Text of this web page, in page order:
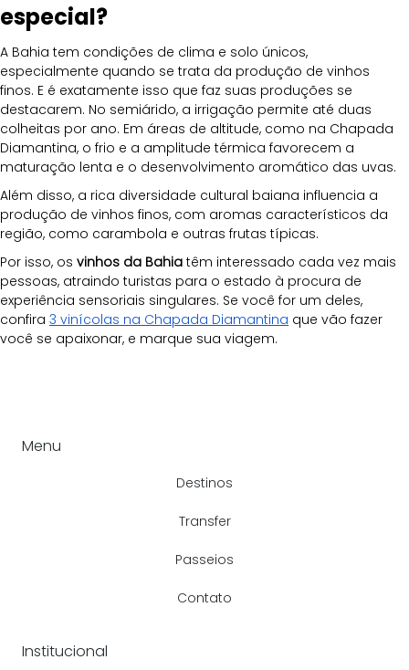
especial?
A Bahia tem condições de clima e solo únicos,
especialmente quando se trata da produção de vinhos
finos. E é exatamente isso que faz suas produções se
destacarem. No semiárido, a irrigação permite até duas
colheitas por ano. Em áreas de altitude, como na Chapada
Diamantina, o frio e a amplitude térmica favorecem a
maturação lenta e o desenvolvimento aromático das uvas.
Além disso, a rica diversidade cultural baiana influencia a
produção de vinhos finos, com aromas característicos da
região, como carambola e outras frutas típicas.
Por isso, os vinhos da Bahia têm interessado cada vez mais
pessoas, atraindo turistas para o estado à procura de
experiência sensoriais singulares. Se você for um deles,
confira 3 vinícolas na Chapada Diamantina que vão fazer
você se apaixonar, e marque sua viagem.
Institucional
Menu
Destinos
Transfer
Passeios
Contato